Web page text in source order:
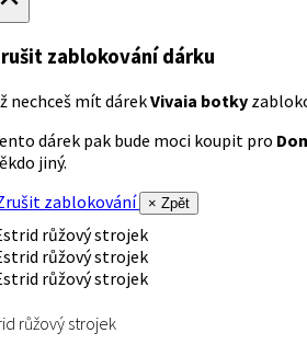
zablokování dárku
nechceš mít dárekVivaia botky
dárek pak bude moci koupit pro
jiný.
zablokování
× Zpět
růžový strojek